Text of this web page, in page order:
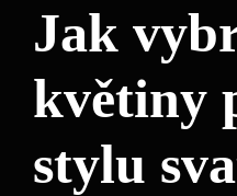
Jak
květiny
stylu